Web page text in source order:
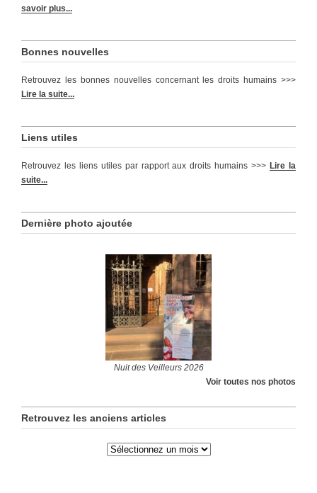
savoir plus...
Bonnes nouvelles
Retrouvez les bonnes nouvelles concernant les droits humains >>>
Lire la suite...
Liens utiles
Retrouvez les liens utiles par rapport aux droits humains >>> Lire la
suite...
Dernière photo ajoutée
Nuit des Veilleurs 2026
Voir toutes nos photos
Retrouvez les anciens articles